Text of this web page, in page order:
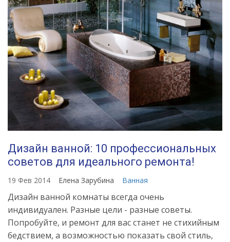
Дизайн ванной: 10 профессиональных
советов для идеального ремонта!
19 Фев 2014 Елена Зарубина Ванная
Дизайн ванной комнаты всегда очень
индивидуален. Разные цели - разные советы.
Попробуйте, и ремонт для вас станет не стихийным
бедствием, а возможностью показать свой стиль,